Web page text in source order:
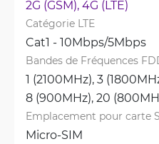
2G (GSM), 4G (LTE)
Catégorie LTE
Cat1 - 10Mbps/5Mbps
Bandes de Fréquences
1 (2100MHz), 3
8 (900MHz), 20
Emplacement pour carte
Micro-SIM